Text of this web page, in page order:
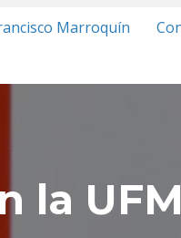
Marroquín
la UFM